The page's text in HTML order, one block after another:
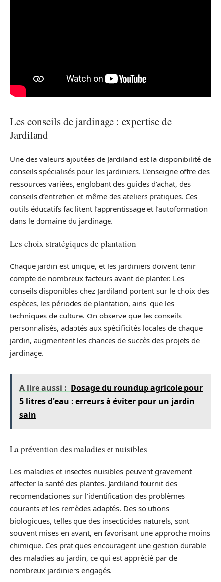
Les conseils de jardinage : expertise de
Jardiland
Une des valeurs ajoutées de Jardiland est la disponibilité de
conseils spécialisés pour les jardiniers. L’enseigne offre des
ressources variées, englobant des guides d’achat, des
conseils d’entretien et même des ateliers pratiques. Ces
outils éducatifs facilitent l’apprentissage et l’autoformation
dans le domaine du jardinage.
Les choix stratégiques de plantation
Chaque jardin est unique, et les jardiniers doivent tenir
compte de nombreux facteurs avant de planter. Les
conseils disponibles chez Jardiland portent sur le choix des
espèces, les périodes de plantation, ainsi que les
techniques de culture. On observe que les conseils
personnalisés, adaptés aux spécificités locales de chaque
jardin, augmentent les chances de succès des projets de
jardinage.
A lire aussi : Dosage du roundup agricole pour
5 litres d'eau : erreurs à éviter pour un jardin
sain
La prévention des maladies et nuisibles
Les maladies et insectes nuisibles peuvent gravement
affecter la santé des plantes. Jardiland fournit des
recomendaciones sur l’identification des problèmes
courants et les remèdes adaptés. Des solutions
biologiques, telles que des insecticides naturels, sont
souvent mises en avant, en favorisant une approche moins
chimique. Ces pratiques encouragent une gestion durable
des maladies au jardin, ce qui est apprécié par de
nombreux jardiniers engagés.